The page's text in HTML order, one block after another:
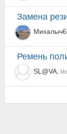
Замена
Ремень
SL@VA,